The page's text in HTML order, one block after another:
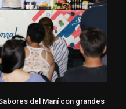
del Maní con grandes